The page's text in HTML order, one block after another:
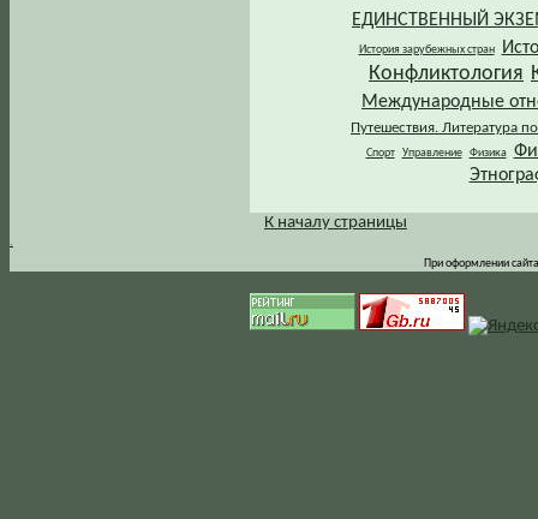
ЕДИНСТВЕННЫЙ
История зарубежных стран
Конфликтология
Международные
Путешествия. Литература
Спорт Управление Физика
.
К началу страницы
При оформлении